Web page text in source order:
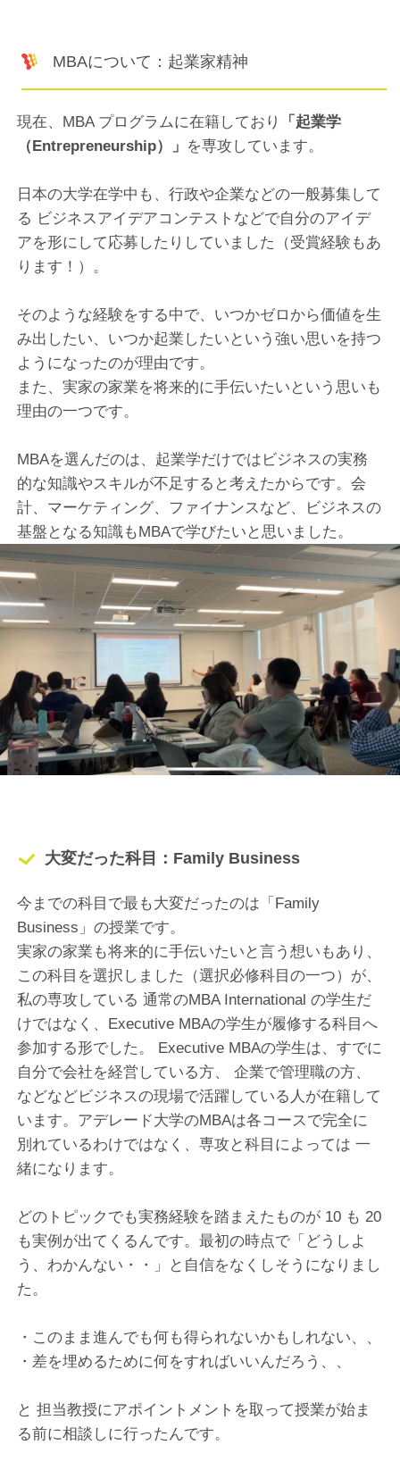
MBAについて：起業家精神
現在、MBA プログラムに在籍しており
「起業学
（Entrepreneurship）」 を専攻しています。
日本の大学在学中も、行政や企業などの一般募集して
る ビジネスアイデアコンテストなどで自分のアイデ
アを形にして応募したりしていました（受賞経験もあ
ります！）。
そのような経験をする中で、いつかゼロから価値を生
み出したい、いつか起業したいという強い思いを持つ
ようになったのが理由です。
また、実家の家業を将来的に手伝いたいという思いも
理由の一つです。
MBAを選んだのは、起業学だけではビジネスの実務
的な知識やスキルが不足すると考えたからです。会
計、マーケティング、ファイナンスなど、ビジネスの
基盤となる知識もMBAで学びたいと思いました。
大変だった科目：Family Business
今までの科目で最も大変だったのは「Family
Business」の授業です。
実家の家業も将来的に手伝いたいと言う想いもあり、
この科目を選択しました（選択必修科目の一つ）が、
私の専攻している 通常のMBA International の学生だ
けではなく、Executive MBAの学生が履修する科目へ
参加する形でした。 Executive MBAの学生は、すでに
自分で会社を経営している方、 企業で管理職の方、
などなどビジネスの現場で活躍している人が在籍して
います。アデレード大学のMBAは各コースで完全に
別れているわけではなく、専攻と科目によっては 一
緒になります。
どのトピックでも実務経験を踏まえたものが 10 も 20
も実例が出てくるんです。最初の時点で「どうしよ
う、わかんない・・」と自信をなくしそうになりまし
た。
・このまま進んでも何も得られないかもしれない、、
・差を埋めるために何をすればいいんだろう、、
と 担当教授にアポイントメントを取って授業が始ま
る前に相談しに行ったんです。